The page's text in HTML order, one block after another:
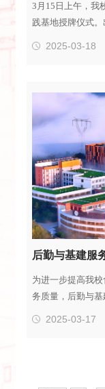
3月15日上午，我
践基地授牌仪式
开启深度产教融
的强大资源与技
性，为学生打造
2025-03-18
后勤与基建服
为进一步提高我
务质量，后勤与基
了各家食堂的发
2025-03-17